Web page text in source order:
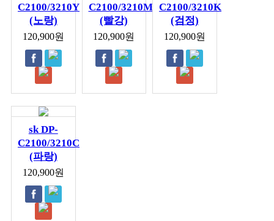
C2100/3210Y
(노랑)
120,900원
C2100/3210M
(빨강)
120,900원
C2100/3210K
(검정)
120,900원
sk DP-
C2100/3210C
(파랑)
120,900원